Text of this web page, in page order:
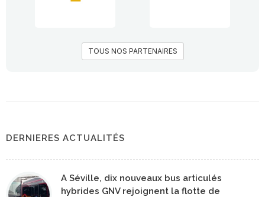
TOUS NOS PARTENAIRES
DERNIERES ACTUALITÉS
A Séville, dix nouveaux bus articulés
hybrides GNV rejoignent la flotte de